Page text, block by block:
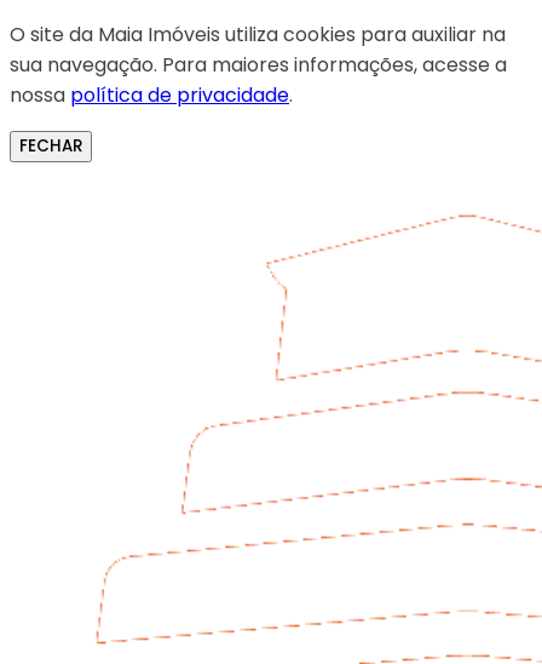
O site da Maia Imóveis utiliza cookies para auxiliar na
sua navegação. Para maiores informações, acesse a
nossa política de privacidade.
FECHAR